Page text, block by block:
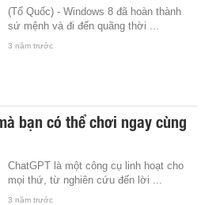
(Tổ Quốc) - Windows 8 đã hoàn thành
sứ mệnh và đi đến quãng thời ...
3 năm trước
bạn có thể chơi ngay cùng
ChatGPT là một công cụ linh hoạt cho
mọi thứ, từ nghiên cứu đến lời ...
3 năm trước